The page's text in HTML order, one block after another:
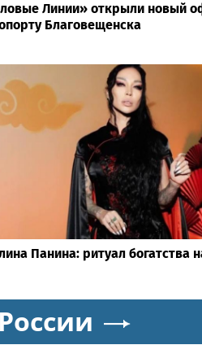
Линии» открыли новый
Благовещенска
Панина: ритуал богатства